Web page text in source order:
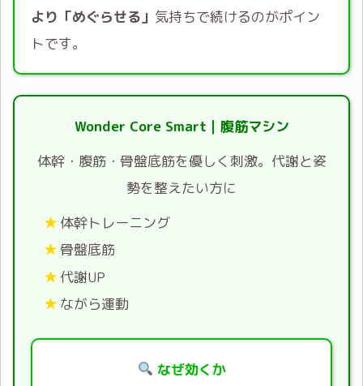
より「めぐらせる」 気持ちで続けるのがポイン
トです。
Wonder Core Smart｜腹筋マシン
体幹・腹筋・骨盤底筋を優しく刺激。代謝と姿
勢を整えたい方に
体幹トレーニング
骨盤底筋
代謝UP
ながら運動
なぜ効くか